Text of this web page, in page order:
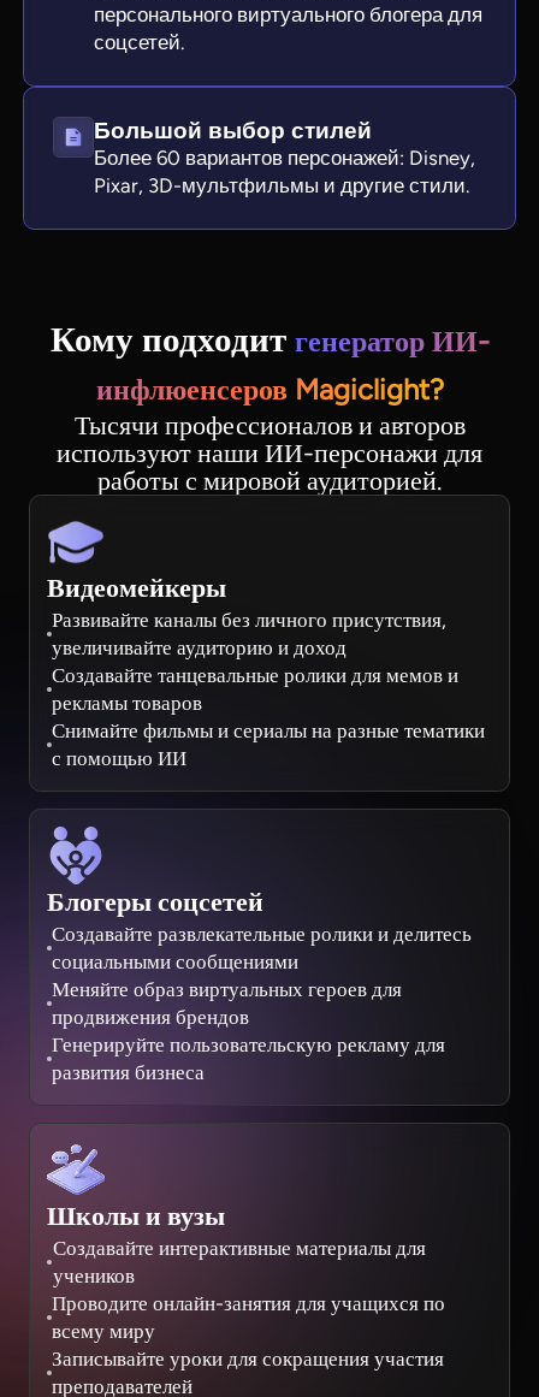
персонального виртуального блогера для
соцсетей.
Большой выбор стилей
Более 60 вариантов персонажей: Disney,
Pixar, 3D-мультфильмы и другие стили.
Кому подходит генератор ИИ-
инфлюенсеров Magiclight?
Тысячи профессионалов и авторов
используют наши ИИ-персонажи для
работы с мировой аудиторией.
Видеомейкеры
Развивайте каналы без личного присутствия,
увеличивайте аудиторию и доход
Создавайте танцевальные ролики для мемов и
рекламы товаров
Снимайте фильмы и сериалы на разные тематики
с помощью ИИ
Блогеры соцсетей
Создавайте развлекательные ролики и делитесь
социальными сообщениями
Меняйте образ виртуальных героев для
продвижения брендов
Генерируйте пользовательскую рекламу для
развития бизнеса
Школы и вузы
Создавайте интерактивные материалы для
учеников
Проводите онлайн-занятия для учащихся по
всему миру
Записывайте уроки для сокращения участия
преподавателей